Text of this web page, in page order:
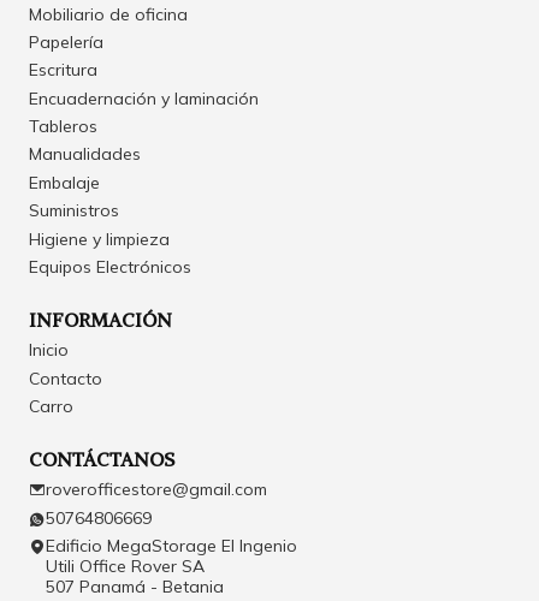
Mobiliario de oficina
Papelería
Escritura
Encuadernación y laminación
Tableros
Manualidades
Embalaje
Suministros
Higiene y limpieza
Equipos Electrónicos
INFORMACIÓN
Inicio
Contacto
Carro
CONTÁCTANOS
roverofficestore@gmail.com
50764806669
Edificio MegaStorage El Ingenio
Utili Office Rover SA
507 Panamá - Betania